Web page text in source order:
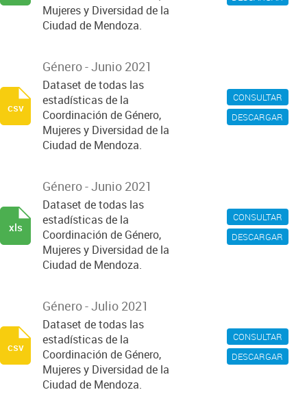
Mujeres y Diversidad de la
Ciudad de Mendoza.
CONSULTAR
DESCARGAR
Género - Junio 2021
Dataset de todas las
estadísticas de la
Coordinación de Género,
Mujeres y Diversidad de la
Ciudad de Mendoza.
csv
CONSULTAR
DESCARGAR
Género - Junio 2021
Dataset de todas las
estadísticas de la
Coordinación de Género,
Mujeres y Diversidad de la
Ciudad de Mendoza.
xls
CONSULTAR
DESCARGAR
Género - Julio 2021
Dataset de todas las
estadísticas de la
Coordinación de Género,
Mujeres y Diversidad de la
Ciudad de Mendoza.
csv